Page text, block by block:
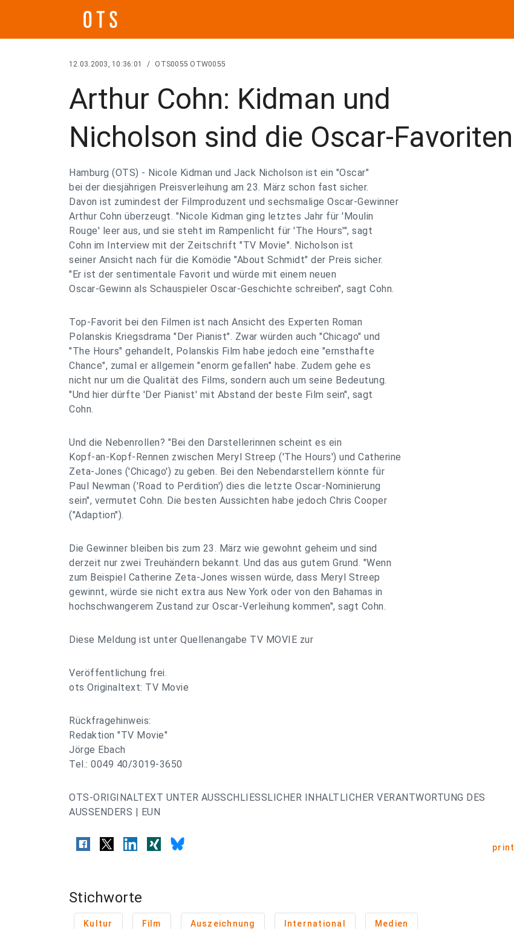
12.03.2003, 10:36:01 / OTS0055 OTW0055
Arthur Cohn: Kidman und
Nicholson sind die Oscar-Favoriten
Hamburg (OTS) - Nicole Kidman und Jack Nicholson ist ein "Oscar"
bei der diesjährigen Preisverleihung am 23. März schon fast sicher.
Davon ist zumindest der Filmproduzent und sechsmalige Oscar-Gewinner
Arthur Cohn überzeugt. "Nicole Kidman ging letztes Jahr für 'Moulin
Rouge' leer aus, und sie steht im Rampenlicht für 'The Hours'", sagt
Cohn im Interview mit der Zeitschrift "TV Movie". Nicholson ist
seiner Ansicht nach für die Komödie "About Schmidt" der Preis sicher.
"Er ist der sentimentale Favorit und würde mit einem neuen
Oscar-Gewinn als Schauspieler Oscar-Geschichte schreiben", sagt Cohn.
Top-Favorit bei den Filmen ist nach Ansicht des Experten Roman
Polanskis Kriegsdrama "Der Pianist". Zwar würden auch "Chicago" und
"The Hours" gehandelt, Polanskis Film habe jedoch eine "ernsthafte
Chance", zumal er allgemein "enorm gefallen" habe. Zudem gehe es
nicht nur um die Qualität des Films, sondern auch um seine Bedeutung.
"Und hier dürfte 'Der Pianist' mit Abstand der beste Film sein", sagt
Cohn.
Und die Nebenrollen? "Bei den Darstellerinnen scheint es ein
Kopf-an-Kopf-Rennen zwischen Meryl Streep ('The Hours') und Catherine
Zeta-Jones ('Chicago') zu geben. Bei den Nebendarstellern könnte für
Paul Newman ('Road to Perdition') dies die letzte Oscar-Nominierung
sein", vermutet Cohn. Die besten Aussichten habe jedoch Chris Cooper
("Adaption").
Die Gewinner bleiben bis zum 23. März wie gewohnt geheim und sind
derzeit nur zwei Treuhändern bekannt. Und das aus gutem Grund. "Wenn
zum Beispiel Catherine Zeta-Jones wissen würde, dass Meryl Streep
gewinnt, würde sie nicht extra aus New York oder von den Bahamas in
hochschwangerem Zustand zur Oscar-Verleihung kommen", sagt Cohn.
Diese Meldung ist unter Quellenangabe TV MOVIE zur
Veröffentlichung frei.
ots Originaltext: TV Movie
Rückfragehinweis:
Redaktion "TV Movie"
Jörge Ebach
Tel.: 0049 40/3019-3650
OTS-ORIGINALTEXT UNTER AUSSCHLIESSLICHER INHALTLICHER VERANTWORTUNG DES
AUSSENDERS | EUN
print
Stichworte
Kultur Film Auszeichnung International Medien